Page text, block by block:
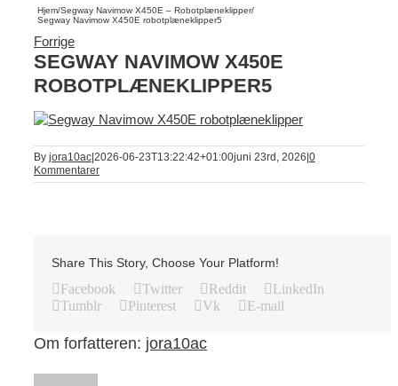
Hjem/Segway Navimow X450E – Robotplæneklipper/
Segway Navimow X450E robotplæneklipper5
Forrige
SEGWAY NAVIMOW X450E
ROBOTPLÆNEKLIPPER5
By jora10ac 2026-06-23T13:22:42+01:00juni 23rd, 2026 0
Kommentarer
Share This Story, Choose Your Platform!
Facebook Twitter Reddit
LinkedIn
Tumblr
Pinterest Vk E-mail
Om forfatteren: jora10ac